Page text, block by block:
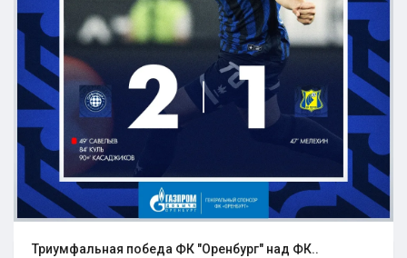
Триумфальная победа ФК "Оренбург" над ФК..